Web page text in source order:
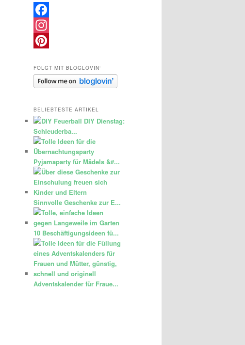
Facebook
Instagram
FOLGT MIT BLOGLOVIN‘
BELIEBTESTE ARTIKEL
DIY Dienstag:
Schleuderba...
Pyjamaparty für Mädels &#...
Sinnvolle Geschenke zur E...
10 Beschäftigungsideen fü...
Adventskalender für Fraue...